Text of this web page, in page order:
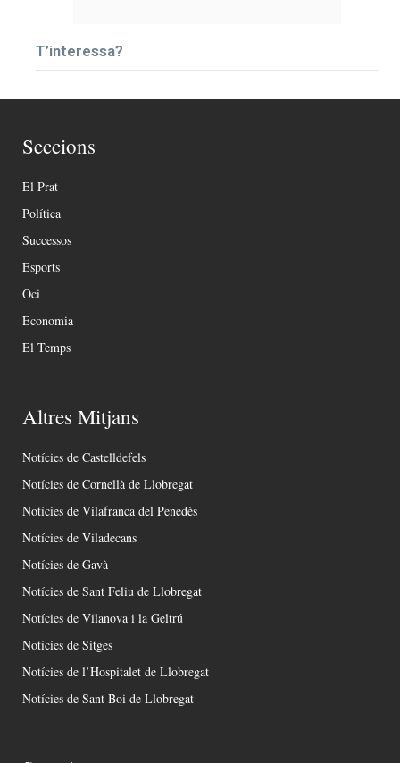
T’interessa?
Seccions
El Prat
Política
Successos
Esports
Oci
Economia
El Temps
Altres Mitjans
Notícies de Castelldefels
Notícies de Cornellà de Llobregat
Notícies de Vilafranca del Penedès
Notícies de Viladecans
Notícies de Gavà
Notícies de Sant Feliu de Llobregat
Notícies de Vilanova i la Geltrú
Notícies de Sitges
Notícies de l’Hospitalet de Llobregat
Notícies de Sant Boi de Llobregat